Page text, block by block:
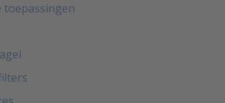
toepassingen